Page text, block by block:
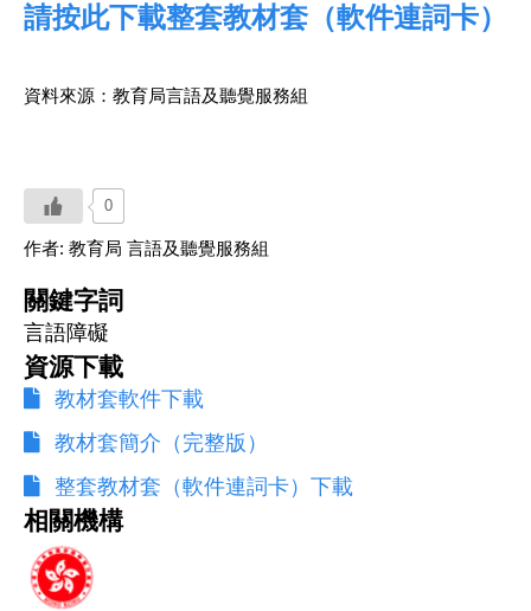
請按此下載整套教材套（軟件連詞卡）
資料來源：教育局言語及聽覺服務組
0
作者: 教育局 言語及聽覺服務組
關鍵字詞
言語障礙
資源下載
教材套軟件下載
教材套簡介（完整版）
整套教材套（軟件連詞卡）下載
相關機構